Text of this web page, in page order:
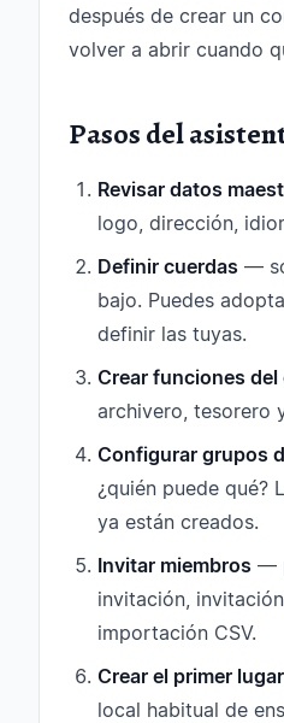
después de crear un
volver a abrir cuando
Pasos del
Revisar datos
logo, dirección,
Definir cuerdas —
bajo. Puedes
definir las tuyas.
Crear funciones del
archivero, tesorero
Configurar grupos
¿quién puede qué?
ya están creados.
Invitar miembros —
invitación,
importación CSV.
Crear el primer lugar
local habitual de